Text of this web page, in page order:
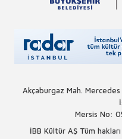
Akçaburgaz Mah.
Mersis No:
İBB Kültür AŞ Tüm